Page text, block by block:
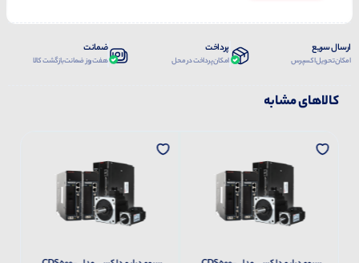
ارسال سریع
امکان تحویل اکسپرس
پرداخت
امکان پرداخت در محل
ضمانت
هفت روز ضمانت بازگشت کالا
کالاهای مشابه